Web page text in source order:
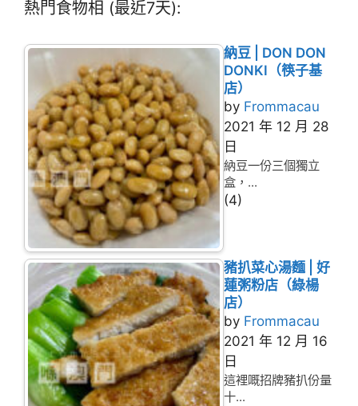
熱門食物相 (最近7天):
納豆 | DON DON
DONKI（筷子基
店）
by Frommacau
2021 年 12 月 28
日
納豆一份三個獨立
盒，...
(4)
豬扒菜心湯麵 | 好
蓮粥粉店（綠楊
店）
by Frommacau
2021 年 12 月 16
日
這裡嘅招牌豬扒份量
十...